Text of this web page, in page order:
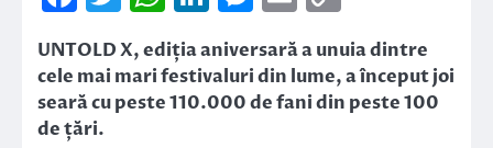
Link
UNTOLD X, ediția aniversară a unuia dintre
cele mai mari festivaluri din lume, a început joi
seară cu peste 110.000 de fani din peste 100
de țări.